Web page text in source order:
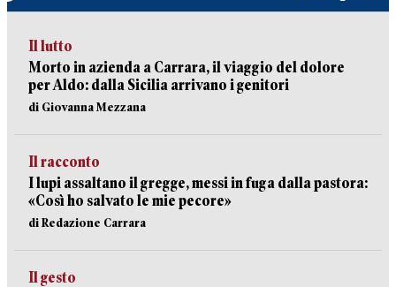
Il lutto
Morto in azienda a Carrara, il viaggio del dolore
per Aldo: dalla Sicilia arrivano i genitori
di Giovanna Mezzana
Il racconto
I lupi assaltano il gregge, messi in fuga dalla pastora:
«Così ho salvato le mie pecore»
di Redazione Carrara
Il gesto